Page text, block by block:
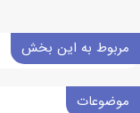
مربوط به این بخش
موضوعات